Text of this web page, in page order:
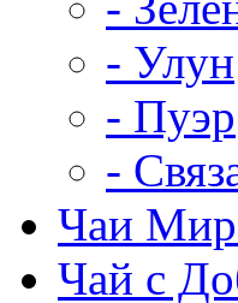
- Улун
- Пуэр
-
Чаи
Чай с